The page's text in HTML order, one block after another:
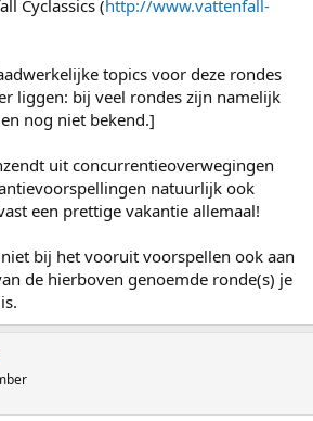
Cyclassics (http://www.vattenfall-
topics voor deze rondes
liggen: bij veel rondes zijn namelijk
nog niet bekend.]
uit concurrentieoverwegingen
natuurlijk ook
een prettige vakantie allemaal!
niet bij het vooruit voorspellen ook aan
de hierboven genoemde ronde(s) je